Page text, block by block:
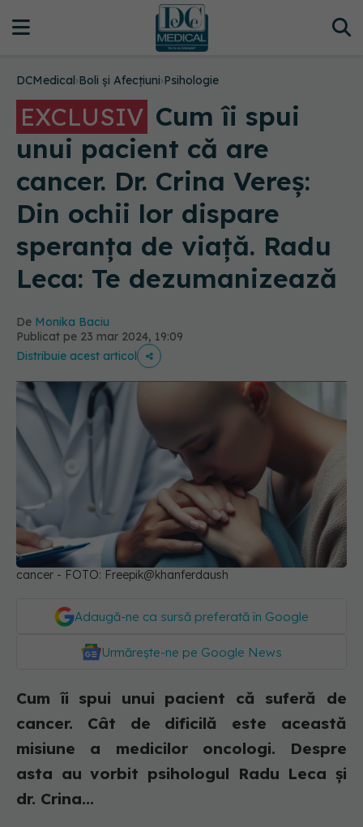
DCMedical›Boli și Afecțiuni›Psihologie
EXCLUSIV Cum îi spui
unui pacient că are
cancer. Dr. Crina Vereș:
Din ochii lor dispare
speranța de viață. Radu
Leca: Te dezumanizează
De Monika Baciu
Publicat pe 23 mar 2024, 19:09
Distribuie acest articol
cancer - FOTO: Freepik@khanferdaush
Adaugă-ne ca sursă preferată în Google
Urmărește-ne pe Google News
Cum îi spui unui pacient că suferă de
cancer. Cât de dificilă este această
misiune a medicilor oncologi. Despre
asta au vorbit psihologul Radu Leca și
dr. Crina...